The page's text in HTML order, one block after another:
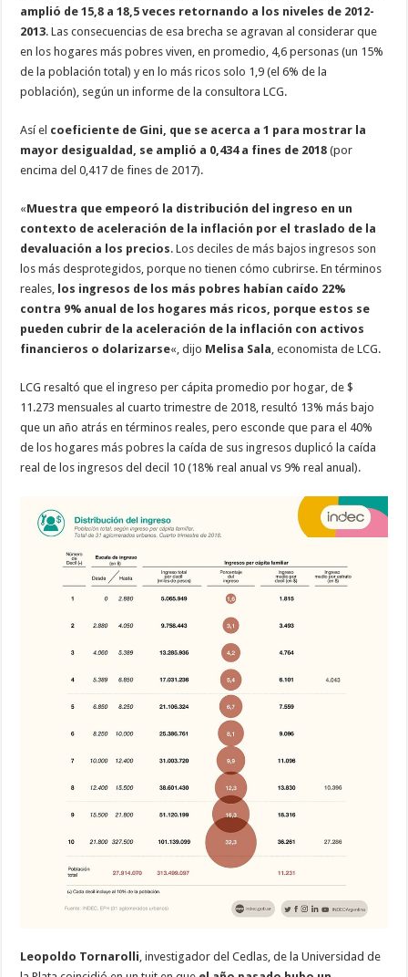
amplió de 15,8 a 18,5 veces retornando a los niveles de 2012-
2013. Las consecuencias de esa brecha se agravan al considerar que
en los hogares más pobres viven, en promedio, 4,6 personas (un 15%
de la población total) y en lo más ricos solo 1,9 (el 6% de la
población), según un informe de la consultora LCG.
Así el coeficiente de Gini, que se acerca a 1 para mostrar la
mayor desigualdad, se amplió a 0,434 a fines de 2018 (por
encima del 0,417 de fines de 2017).
«Muestra que empeoró la distribución del ingreso en un
contexto de aceleración de la inflación por el traslado de la
devaluación a los precios. Los deciles de más bajos ingresos son
los más desprotegidos, porque no tienen cómo cubrirse. En términos
reales, los ingresos de los más pobres habían caído 22%
contra 9% anual de los hogares más ricos, porque estos se
pueden cubrir de la aceleración de la inflación con activos
financieros o dolarizarse«, dijo Melisa Sala, economista de LCG.
LCG resaltó que el ingreso per cápita promedio por hogar, de $
11.273 mensuales al cuarto trimestre de 2018, resultó 13% más bajo
que un año atrás en términos reales, pero esconde que para el 40%
de los hogares más pobres la caída de sus ingresos duplicó la caída
real de los ingresos del decil 10 (18% real anual vs 9% real anual).
Leopoldo Tornarolli , investigador del Cedlas, de la Universidad de